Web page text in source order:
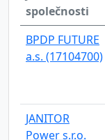
společnosti
BPDP FUTURE
a.s. (17104700)
JANITOR
Power s.r.o.